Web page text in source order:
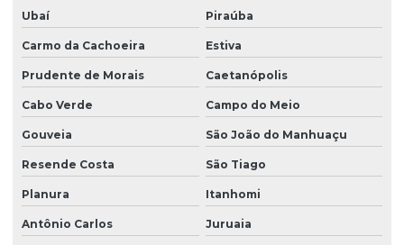
Ubaí Piraúba
Carmo da Cachoeira Estiva
Prudente de Morais Caetanópolis
Cabo Verde Campo do Meio
Gouveia São João do Manhuaçu
Resende Costa São Tiago
Planura Itanhomi
Antônio Carlos Juruaia